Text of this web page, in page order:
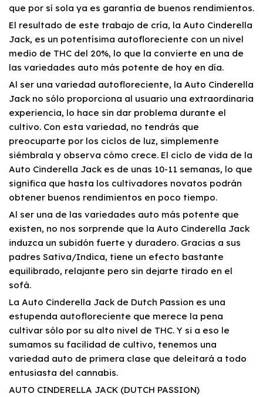
que por sí sola ya es garantía de buenos rendimientos.
El resultado de este trabajo de cría, la Auto Cinderella
Jack, es un potentísima autofloreciente con un nivel
medio de THC del 20%, lo que la convierte en una de
las variedades auto más potente de hoy en día.
Al ser una variedad autofloreciente, la Auto Cinderella
Jack no sólo proporciona al usuario una extraordinaria
experiencia, lo hace sin dar problema durante el
cultivo. Con esta variedad, no tendrás que
preocuparte por los ciclos de luz, simplemente
siémbrala y observa cómo crece. El ciclo de vida de la
Auto Cinderella Jack es de unas 10-11 semanas, lo que
significa que hasta los cultivadores novatos podrán
obtener buenos rendimientos en poco tiempo.
Al ser una de las variedades auto más potente que
existen, no nos sorprende que la Auto Cinderella Jack
induzca un subidón fuerte y duradero. Gracias a sus
padres Sativa/Indica, tiene un efecto bastante
equilibrado, relajante pero sin dejarte tirado en el
sofá.
La Auto Cinderella Jack de Dutch Passion es una
estupenda autofloreciente que merece la pena
cultivar sólo por su alto nivel de THC. Y si a eso le
sumamos su facilidad de cultivo, tenemos una
variedad auto de primera clase que deleitará a todo
entusiasta del cannabis.
AUTO CINDERELLA JACK (DUTCH PASSION)